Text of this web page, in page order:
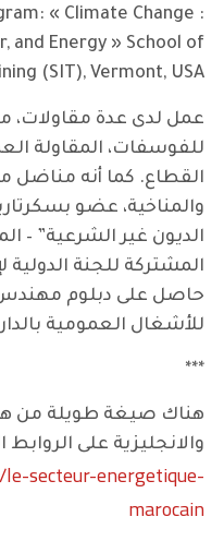
« Climate Change :
and Energy » School of
(SIT), Vermont, USA
عمل لدى عدة مقاولات،
للفوسفات، المقاولة
القطاع. كما أنه مناضل
والمناخية، عضو
الديون غير الشرعية” –
المشتركة للجنة الدولية
حاصل على دبلوم
للأشغال العمومية
***
هناك صيغة طويلة من
والانجليزية على الروابط
secteur-energetique-
marocain